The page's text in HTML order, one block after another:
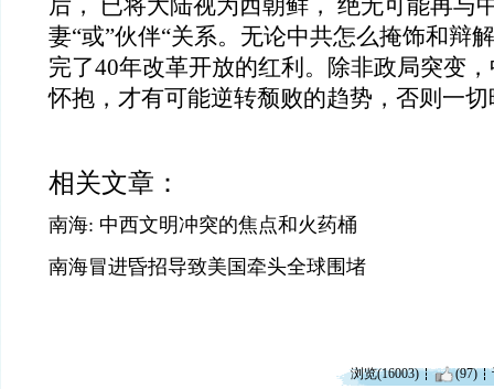
后， 已将大陆视为西朝鲜， 绝无可能再与
妻“或”伙伴“关系。无论中共怎么掩饰和辩
完了40年改革开放的红利。除非政局突变
怀抱，才有可能逆转颓败的趋势，否则一切
相关文章：
南海: 中西文明冲突的焦点和火药桶
南海冒进昏招导致美国牵头全球围堵
浏览(16003) (97)